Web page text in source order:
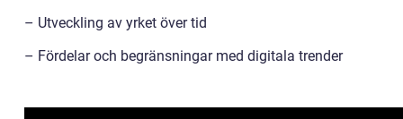
– Utveckling av yrket över tid
– Fördelar och begränsningar med digitala trender